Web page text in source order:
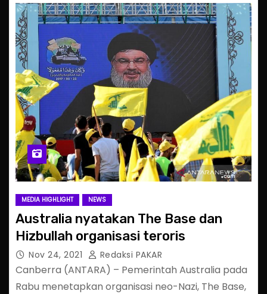
MEDIA HIGHLIGHT NEWS
Australia nyatakan The Base dan
Hizbullah organisasi teroris
Nov 24, 2021 Redaksi PAKAR
Canberra (ANTARA) – Pemerintah Australia pada
Rabu menetapkan organisasi neo-Nazi, The Base,